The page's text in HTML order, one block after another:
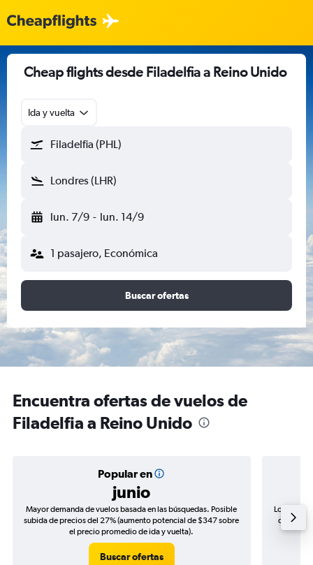
Cheap flights desde Filadelfia a Reino Unido
Ida y vuelta
Filadelfia (PHL)
Londres (LHR)
lun. 7/9 - lun. 14/9
1 pasajero, Económica
Buscar ofertas
Encuentra ofertas de vuelos de
Filadelfia a Reino Unido
Popular en
junio
Mayor demanda de vuelos basada en las búsquedas. Posible
subida de precios del 27% (aumento potencial de $347 sobre
el precio promedio de ida y vuelta).
Buscar ofertas
Los
de